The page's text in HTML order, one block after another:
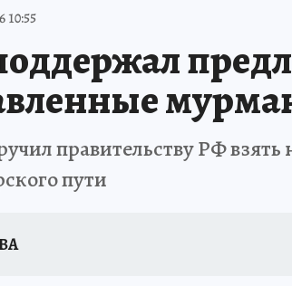
НА СЕБЕ
10:55
правительству РФ
пути